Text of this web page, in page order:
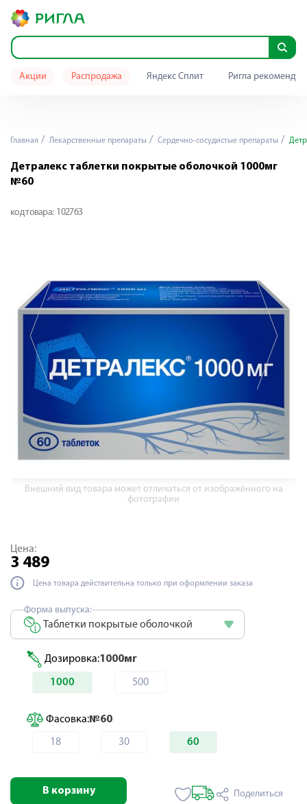
Акции Распродажа Яндекс Сплит Ригла
Главная Лекарственные препараты Сердечно-сосудистые препараты
Детралекс таблетки покрытые оболочкой 1000мг
№60
код товара: 102763
Внешний вид товара может отличаться от изображённого на
фотографии
Цена:
3 489
Цена товара действительна только при оформлении заказа
Форма выпуска:
Таблетки покрытые оболочкой
Дозировка:1000мг
1000 500
Фасовка:№60
18 30 60
В корзину Поделиться